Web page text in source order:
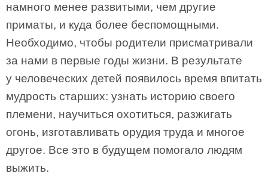
намного менее развитыми, чем другие
приматы, и куда более беспомощными.
Необходимо, чтобы родители присматривали
за нами в первые годы жизни. В результате
у человеческих детей появилось время впитать
мудрость старших: узнать историю своего
племени, научиться охотиться, разжигать
огонь, изготавливать орудия труда и многое
другое. Все это в будущем помогало людям
выжить.